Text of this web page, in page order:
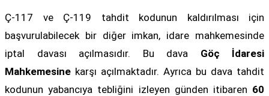
Ç-117 ve Ç-119 tahdit kodunun kaldırılması için
başvurulabilecek bir diğer imkan, idare mahkemesinde
iptal davası açılmasıdır. Bu dava Göç İdaresi
Mahkemesine karşı açılmaktadır. Ayrıca bu dava tahdit
kodunun yabancıya tebliğini izleyen günden itibaren 60